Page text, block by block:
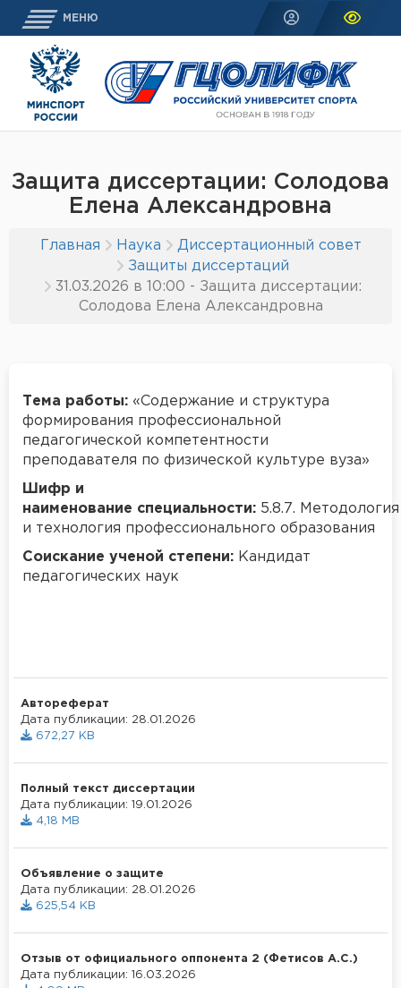
МЕНЮ
Защита диссертации: Солодова
Елена Александровна
Главная Наука
Диссертационный совет
Защиты диссертаций
31.03.2026 в 10:00 - Защита диссертации:
Солодова Елена Александровна
Тема работы: «Содержание и структура
формирования профессиональной
педагогической компетентности
преподавателя по физической культуре вуза»
Шифр и
наименование специальности: 5.8.7. Методология
и технология профессионального образования
Соискание ученой степени: Кандидат
педагогических наук
Автореферат
Дата публикации: 28.01.2026
672,27 KB
Полный текст диссертации
Дата публикации: 19.01.2026
4,18 MB
Объявление о защите
Дата публикации: 28.01.2026
625,54 KB
Отзыв от официального оппонента 2 (Фетисов А.С.)
Дата публикации: 16.03.2026